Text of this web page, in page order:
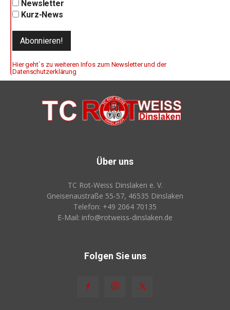
Newsletter
Kurz-News
Hier geht`s zu weiteren Infos zum Newsletter und der
Datenschutzerklärung
Über uns
TC Rot‑Weiss Dinslaken e. V.
Gneisenaustraße 55-57, 46535 Dinslaken
Telefon: +49 2064 70135
E-Mail: info@rotweiss‑dinslaken.de
Folgen Sie uns